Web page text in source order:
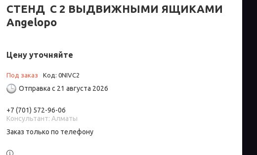
СТЕНД С 2 ВЫДВИЖНЫМИ ЯЩИКАМИ
Angelopo
Цену уточняйте
Под заказ Код: 0NIVC2
Отправка с 21 августа 2026
+7 (701) 572-96-06
Консультант: Алматы
Заказ только по телефону